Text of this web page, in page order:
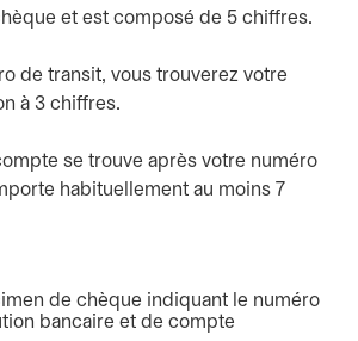
et est composé de 5 chiffres.
de transit, vous trouverez votre
à 3 chiffres.
se trouve après votre numéro
habituellement au moins 7